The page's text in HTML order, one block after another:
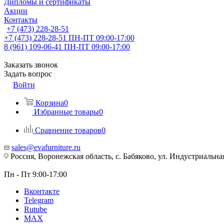
Дипломы и сертификаты
Акции
Контакты
+7 (473) 228-28-51
+7 (473) 228-28-51 ПН-ПТ 09:00-17:00
8 (961) 109-06-41 ПН-ПТ 09:00-17:00
Заказать звонок
Задать вопрос
Войти
Корзина0
Избранные товары0
Сравнение товаров0
sales@evafurniture.ru
Россия, Воронежская область, с. Бабяково, ул.
Пн - Пт 9:00-17:00
Вконтакте
Telegram
Rutube
MAX